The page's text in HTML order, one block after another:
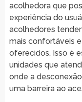
acolhedora que
experiência do
acolhedores
mais confortáveis
oferecidos. Isso é
unidades que
onde a
uma barreira ao